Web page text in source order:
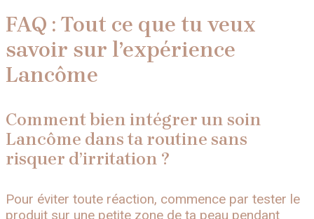
FAQ : Tout ce que tu veux
savoir sur l’expérience
Lancôme
Comment bien intégrer un soin
Lancôme dans ta routine sans
risquer d’irritation ?
Pour éviter toute réaction, commence par tester le
produit sur une petite zone de ta peau pendant